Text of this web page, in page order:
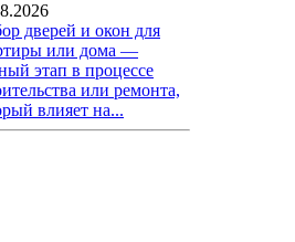
дверей и окон для
или дома —
этап в процессе
или ремонта,
влияет на...